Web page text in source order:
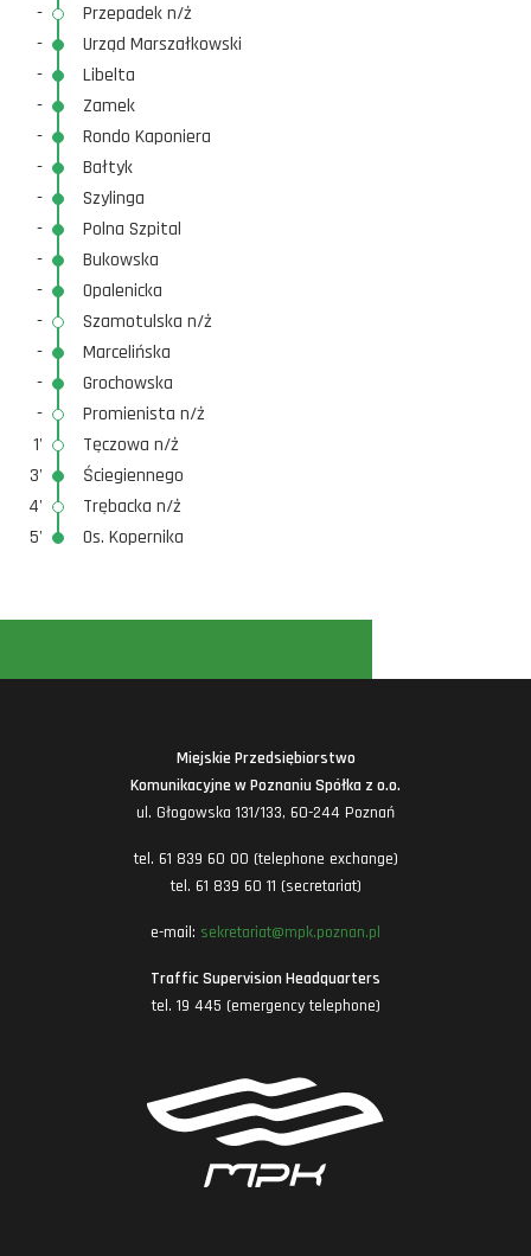
-
Przepadek n/ż
-
Urząd Marszałkowski
-
Libelta
-
Zamek
-
Rondo Kaponiera
-
Bałtyk
-
Szylinga
-
Polna Szpital
-
Bukowska
-
Opalenicka
-
Szamotulska n/ż
-
Marcelińska
-
Grochowska
-
Promienista n/ż
1'
Tęczowa n/ż
3'
Ściegiennego
4'
Trębacka n/ż
5'
Os. Kopernika
Miejskie Przedsiębiorstwo
Komunikacyjne w Poznaniu Spółka z o.o.
ul. Głogowska 131/133, 60-244 Poznań
tel. 61 839 60 00 (telephone exchange)
tel. 61 839 60 11 (secretariat)
e-mail: sekretariat@mpk.poznan.pl
Traffic Supervision Headquarters
tel. 19 445 (emergency telephone)